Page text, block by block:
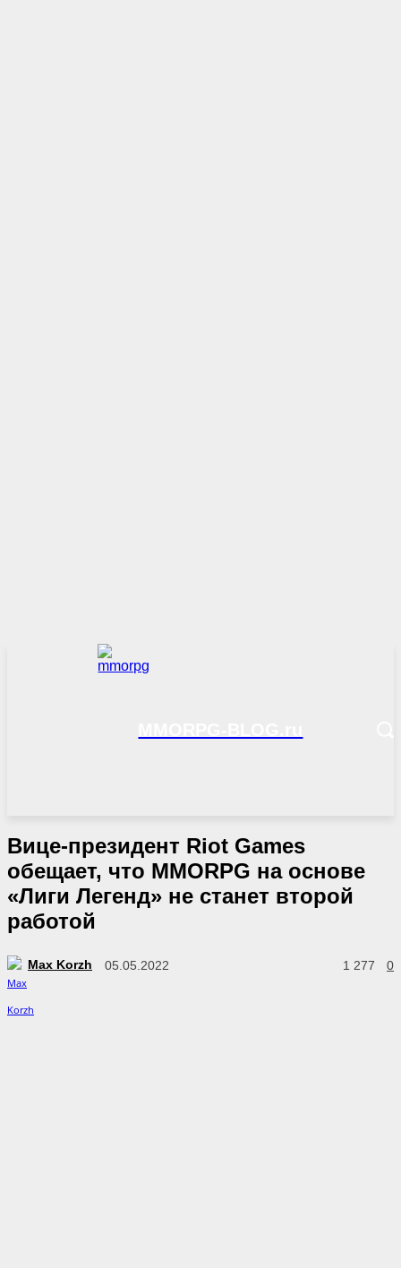
Вице-президент Riot Games
обещает, что MMORPG на основе
«Лиги Легенд» не станет второй
работой
Max Korzh 05.05.2022 0
1 277